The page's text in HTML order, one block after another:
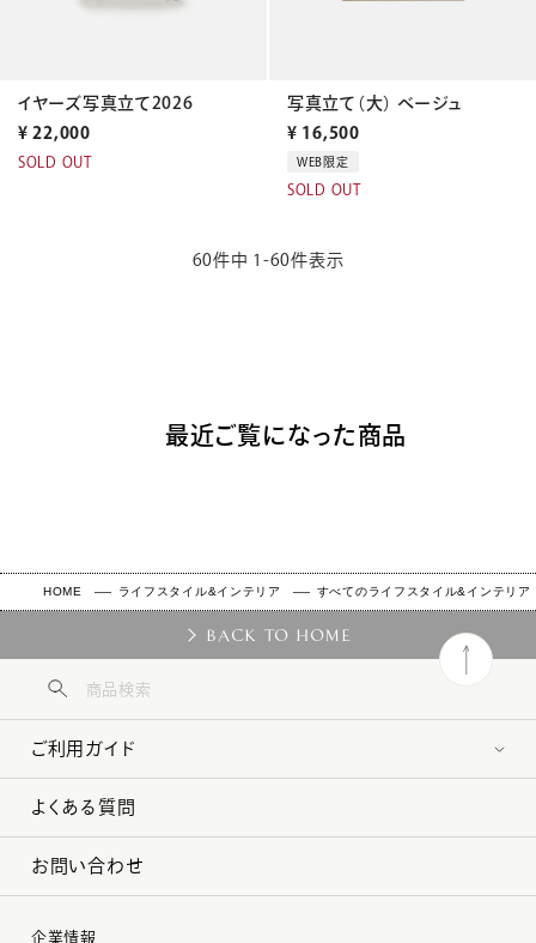
イヤーズ写真立て2026
¥ 22,000
SOLD OUT
写真立て（大） ベージュ
¥ 16,500
WEB限定
SOLD OUT
60件中 1 -60件表示
最近ご覧になった商品
HOME ライフスタイル&インテリア すべてのライフスタイル&インテリア
BACK TO HOME
ご利用ガイド
よくある質問
お問い合わせ
企業情報